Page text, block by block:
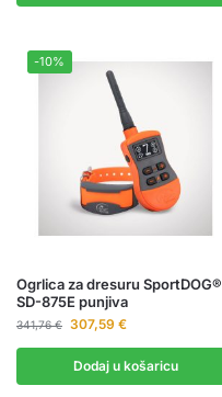
-10%
Ogrlica za dresuru SportDOG®
SD-875E punjiva
341,76€ 307,59 €
Dodaj u košaricu